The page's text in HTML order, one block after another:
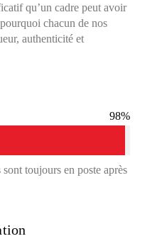
qu’un cadre peut avoir
chacun de nos
authenticité et
98%
toujours en poste après